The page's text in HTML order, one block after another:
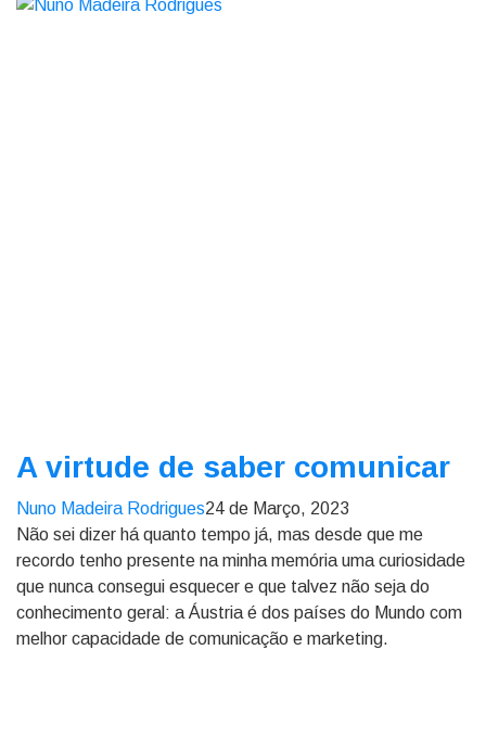
A virtude de saber comunicar
Nuno Madeira Rodrigues24 de Março, 2023
Não sei dizer há quanto tempo já, mas desde que me
recordo tenho presente na minha memória uma curiosidade
que nunca consegui esquecer e que talvez não seja do
conhecimento geral: a Áustria é dos países do Mundo com
melhor capacidade de comunicação e marketing.